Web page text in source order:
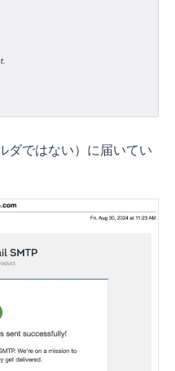
ダではない）に届いてい